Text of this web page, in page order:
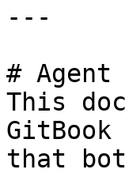
---
#
This
that